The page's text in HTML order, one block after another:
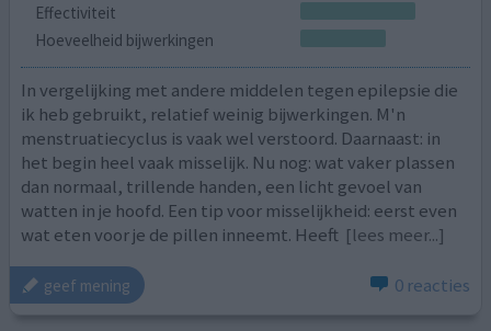
Effectiviteit
Hoeveelheid bijwerkingen
In vergelijking met andere middelen tegen epilepsie die
ik heb gebruikt, relatief weinig bijwerkingen. M'n
menstruatiecyclus is vaak wel verstoord. Daarnaast: in
het begin heel vaak misselijk. Nu nog: wat vaker plassen
dan normaal, trillende handen, een licht gevoel van
watten in je hoofd. Een tip voor misselijkheid: eerst even
wat eten voor je de pillen inneemt. Heeft [lees meer...]
geef mening 0 reacties